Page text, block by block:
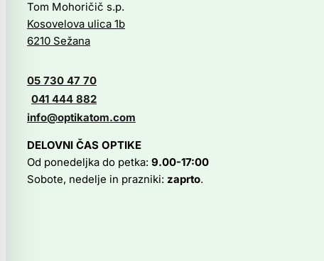
Tom Mohoričič s.p.
Kosovelova ulica 1b
6210 Sežana
05 730 47 70
041 444 882
info@optikatom.com
DELOVNI ČAS OPTIKE
Od ponedeljka do petka: 9.00-17:00
Sobote, nedelje in prazniki: zaprto.